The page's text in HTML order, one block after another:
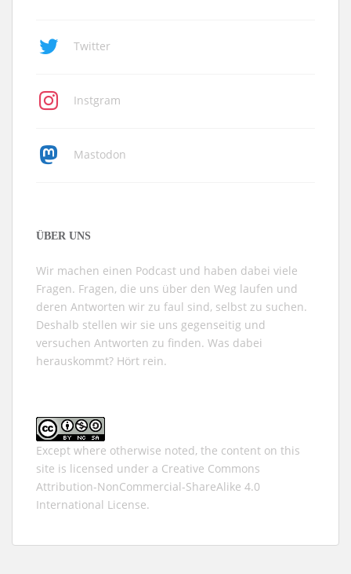
Twitter
Instgram
Mastodon
ÜBER UNS
Wir machen einen Podcast und haben dabei viele
Fragen. Fragen, die uns über den Weg laufen und
deren Antworten wir zu faul sind, selbst zu suchen.
Deshalb stellen wir sie uns gegenseitig und
versuchen Antworten zu finden. Was dabei
herauskommt? Hört rein.
Except where otherwise noted, the content on this
site is licensed under a Creative Commons
Attribution-NonCommercial-ShareAlike 4.0
International License.